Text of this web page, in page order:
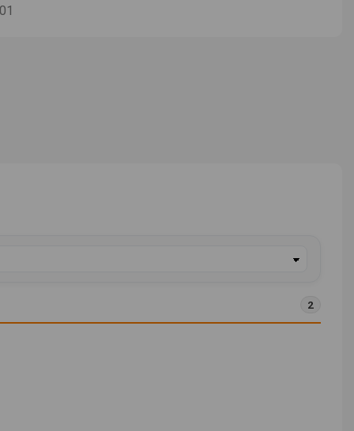
2